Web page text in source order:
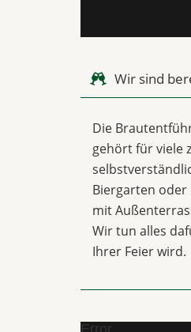
Wir sind
Die
gehört für viele
Biergarten
mit
Wir tun alles
Ihrer Feier wird.
Error